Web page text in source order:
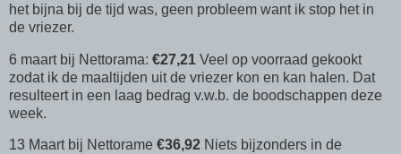
het bijna bij de tijd was, geen probleem want ik stop het in
de vriezer.
6 maart bij Nettorama: €27,21 Veel op voorraad gekookt
zodat ik de maaltijden uit de vriezer kon en kan halen. Dat
resulteert in een laag bedrag v.w.b. de boodschappen deze
week.
13 Maart bij Nettorame €36,92 Niets bijzonders in de